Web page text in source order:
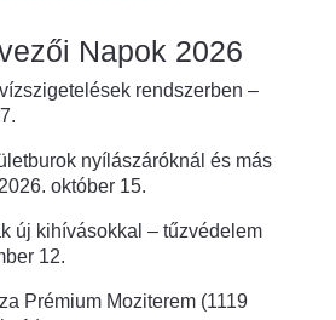
Napok 2026
rendszerben –
nyílászáróknál és más
október 15.
új kihívásokkal – tűzvédelem
12.
Prémium Moziterem (1119